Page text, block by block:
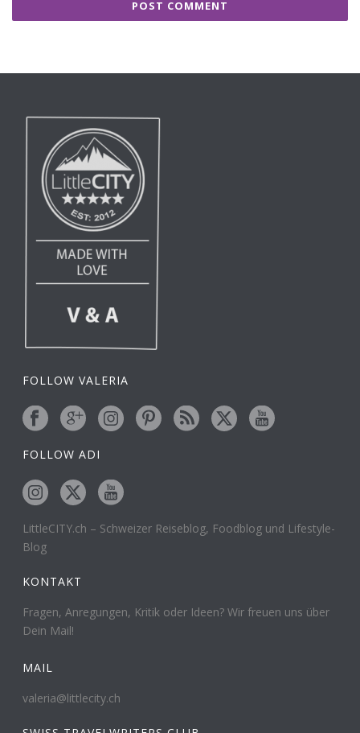
FOLLOW VALERIA
FOLLOW ADI
LittleCITY.ch – Schweizer Reiseblog, Foodblog und Lifestyle-
Blog
KONTAKT
Fragen, Anregungen, Kritik oder Ideen? Wir freuen uns über
Dein Mail!
MAIL
valeria@littlecity.ch